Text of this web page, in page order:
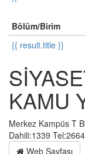
Bölüm/Birim
{{ result.title }}
KAMU
Merkez Kampüs T
Dahili:1339
Web Sayfası